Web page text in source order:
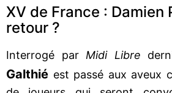
XV de France : Damien
retour ?
Interrogé par Midi Libre
Galthié est passé aux aveux